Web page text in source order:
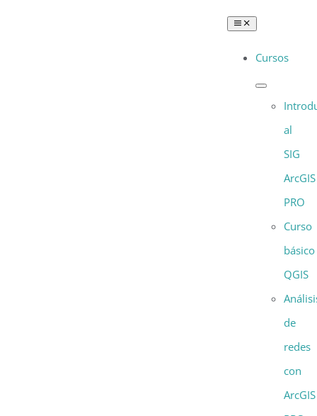
Toggle
Navigation
Cursos
al
SIG
ArcGIS
PRO
Curso
básico
QGIS
de
redes
con
ArcGIS